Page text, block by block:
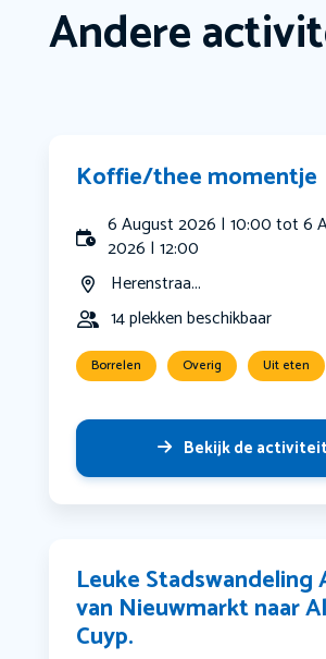
Andere
Koffie/thee momentje
6 August 2026 | 10:00 tot 6
2026 | 12:00
Herenstraa...
14 plekken beschikbaar
Borrelen Overig Uit eten
Bekijk de
Leuke Stadswandeling
van Nieuwmarkt naar
Cuyp.